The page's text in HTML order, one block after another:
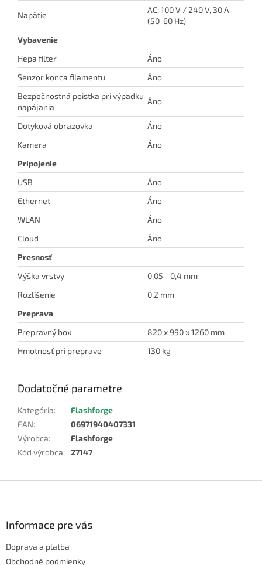
Napätie
AC: 100 V / 240 V, 30 A
(50-60 Hz)
Vybavenie
Hepa filter
Áno
Senzor konca filamentu
Áno
Bezpečnostná poistka pri výpadku
napájania
Áno
Dotyková obrazovka
Áno
Kamera
Áno
Pripojenie
USB
Áno
Ethernet
Áno
WLAN
Áno
Cloud
Áno
Presnosť
Výška vrstvy
0,05 - 0,4 mm
Rozlíšenie
0,2 mm
Preprava
Prepravný box
820 x 990 x 1260 mm
Hmotnosť pri preprave
130 kg
Dodatočné parametre
Kategória:
Flashforge
EAN:
06971940407331
Výrobca:
Flashforge
Kód výrobca: 27147
Informace pre vás
Doprava a platba
Obchodné podmienky